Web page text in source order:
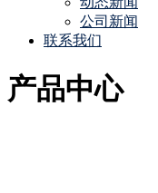
公司新闻
联系我们
产品中心